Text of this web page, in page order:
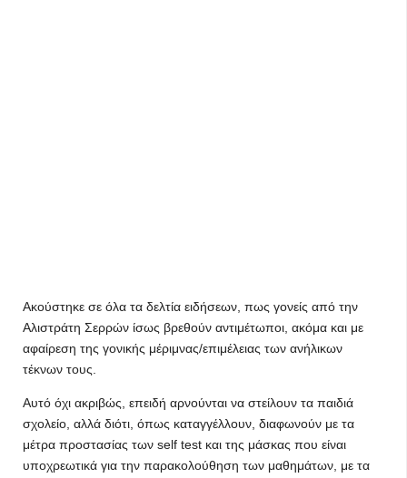
Aκούστηκε σε όλα τα δελτία ειδήσεων, πως γονείς από την
Αλιστράτη Σερρών ίσως βρεθούν αντιμέτωποι, ακόμα και με
αφαίρεση της γονικής μέριμνας/επιμέλειας των ανήλικων
τέκνων τους.
Αυτό όχι ακριβώς, επειδή αρνούνται να στείλουν τα παιδιά
σχολείο, αλλά διότι, όπως καταγγέλλουν, διαφωνούν με τα
μέτρα προστασίας των self test και της μάσκας που είναι
υποχρεωτικά για την παρακολούθηση των μαθημάτων, με τα